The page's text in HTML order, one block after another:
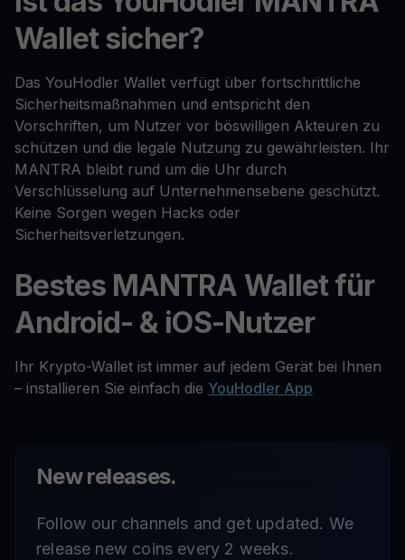
Wallet sicher?
Das YouHodler Wallet verfügt über fortschrittliche
Sicherheitsmaßnahmen und entspricht den
Vorschriften, um Nutzer vor böswilligen Akteuren zu
schützen und die legale Nutzung zu gewährleisten. Ihr
MANTRA bleibt rund um die Uhr durch
Verschlüsselung auf Unternehmensebene geschützt.
Keine Sorgen wegen Hacks oder
Sicherheitsverletzungen.
Bestes MANTRA Wallet für
Android- & iOS-Nutzer
Ihr Krypto-Wallet ist immer auf jedem Gerät bei Ihnen
– installieren Sie einfach die YouHodler App
New releases.
Follow our channels and get updated. We
release new coins every 2 weeks.